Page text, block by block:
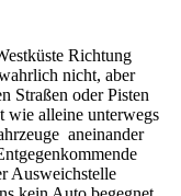
Richtung
nicht, aber
Straßen oder Pisten
wie alleine unterwegs
aneinander
Ausweichstelle